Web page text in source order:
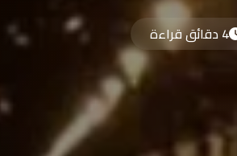
4 دقائق قراءة